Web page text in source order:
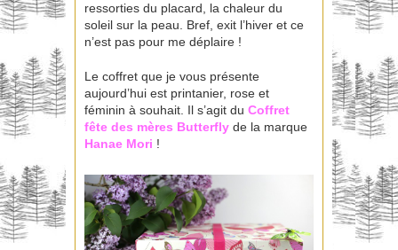
ressorties du placard, la chaleur du
soleil sur la peau. Bref, exit l’hiver et ce
n’est pas pour me déplaire !
Le coffret que je vous présente
aujourd’hui est printanier, rose et
féminin à souhait. Il s’agit du Coffret
fête des mères Butterfly de la marque
Hanae Mori !